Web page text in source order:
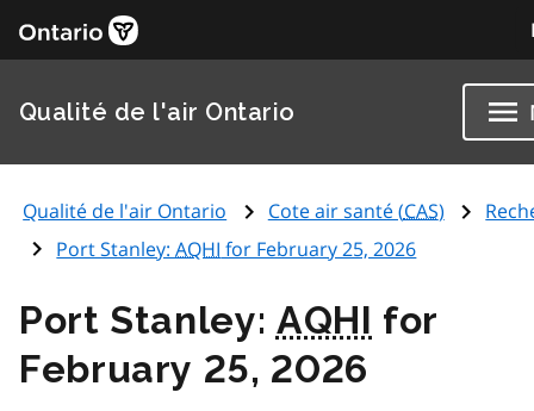
Qualité de l'air Ontario
Qualité de l'air Ontario Cote air santé (CAS)
Port Stanley:AQHI for February 25, 2026
Port Stanley: AQHI for
February 25, 2026